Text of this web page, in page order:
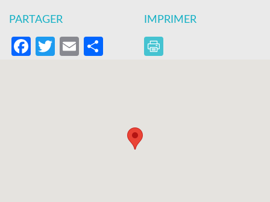
PARTAGER
Facebook
Twitter
EmailPartager
IMPRIMER